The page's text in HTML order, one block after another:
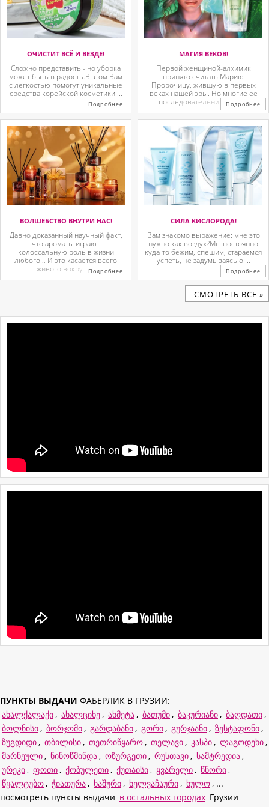
ОЧИСТИТ ВСЁ И ВЕЗДЕ!
Сложно представить - но уборка
может быть в радость.В этом Вам
с лёгкостью помогут уникальные
средства корейской косметики ...
Подробнее
МАГИЯ ВЕКОВ!
Первой женщиной-алхимик
принято считать Марию
Пророчицу, жившую в первых
веках нашей эры. Но многие ее
последовательницы так ...
Подробнее
ВОЛШЕБСТВО ВНУТРИ НАС!
Давно доказанный научный факт,
что ароматы играют
колоссальную роль в жизни
любого… И это касается всего
живого вокруг. ...Подробнее
СИЛА КИСЛОРОДА!
Вам знакомо выражение: мне это
нужно как воздух?Мы постоянно
куда-то бежим, спешим, стараемся
успеть, не задумываясь о ...
Подробнее
CМОТРЕТЬ ВСЕ »
ПУНКТЫ ВЫДАЧИ ФАБЕРЛИК В ГРУЗИИ:
ახალქალაქი , ახალციხე , ახმეტა , ბათუმი , ბაკურიანი , ბაღდათი ,
ბოლნისი , ბორჯომი , გარდაბანი , გორი , გურჯაანი , ზესტაფონი ,
ზუგდიდი , თბილისი , თეთრიწყარო , თელავი , კასპი , ლაგოდეხი ,
მარნეული , ნინოწმინდა , ოზურგეთი , რუსთავი , სამტრედია ,
ურეკი , ფოთი , ქობულეთი , ქუთაისი , ყვარელი , წნორი ,
წყალტუბო , ჭიათურა , ხაშური , ხელვაჩაური , ხულო , ...
посмотреть пункты выдачи в остальных городах Грузии